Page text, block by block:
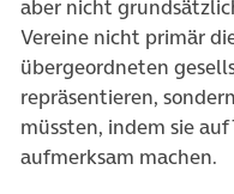
aber nicht
Vereine nicht primär
übergeordneten
repräsentieren,
müssten, indem sie
aufmerksam machen.